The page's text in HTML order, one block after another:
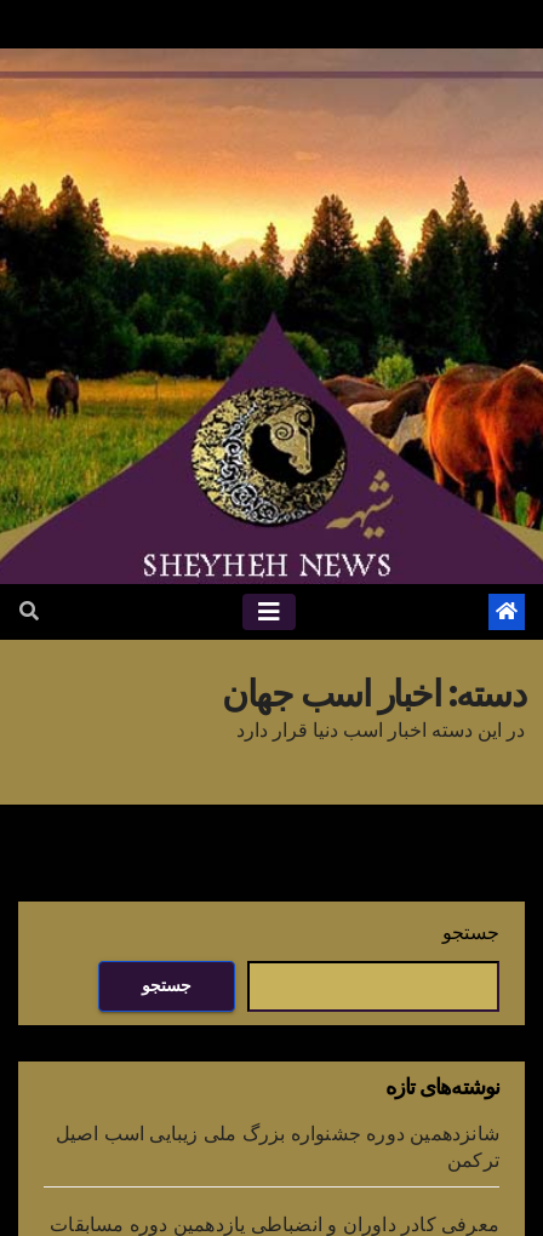
to
دسته: اخبار اسب جهان
در این دسته اخبار اسب دنیا قرار دارد
جستجو
جستجو
نوشته‌های تازه
شانزدهمین دوره جشنواره بزرگ ملی زیبایی اسب اصیل
ترکمن
معرفی کادر داوران و انضباطی یازدهمین دوره مسابقات